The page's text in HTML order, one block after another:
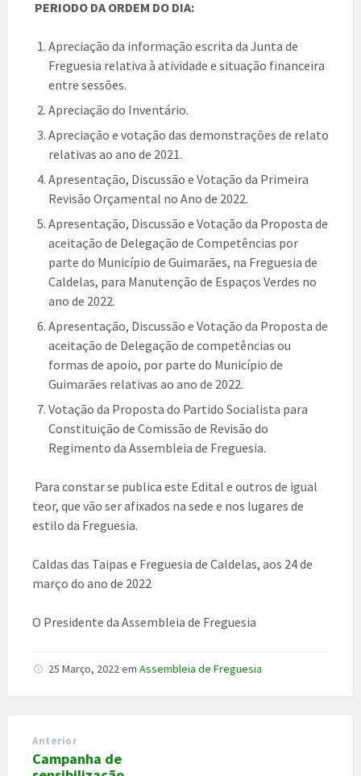
PERIODO DA ORDEM DO DIA:
Apreciação da informação escrita da Junta de
Freguesia relativa à atividade e situação financeira
entre sessões.
Apreciação do Inventário.
Apreciação e votação das demonstrações de relato
relativas ao ano de 2021.
Apresentação, Discussão e Votação da Primeira
Revisão Orçamental no Ano de 2022.
Apresentação, Discussão e Votação da Proposta de
aceitação de Delegação de Competências por
parte do Município de Guimarães, na Freguesia de
Caldelas, para Manutenção de Espaços Verdes no
ano de 2022.
Apresentação, Discussão e Votação da Proposta de
aceitação de Delegação de competências ou
formas de apoio, por parte do Município de
Guimarães relativas ao ano de 2022.
Votação da Proposta do Partido Socialista para
Constituição de Comissão de Revisão do
Regimento da Assembleia de Freguesia.
Para constar se publica este Edital e outros de igual
teor, que vão ser afixados na sede e nos lugares de
estilo da Freguesia.
Caldas das Taipas e Freguesia de Caldelas, aos 24 de
março do ano de 2022
O Presidente da Assembleia de Freguesia
25 Março, 2022em Assembleia de Freguesia
Anterior
Campanha de